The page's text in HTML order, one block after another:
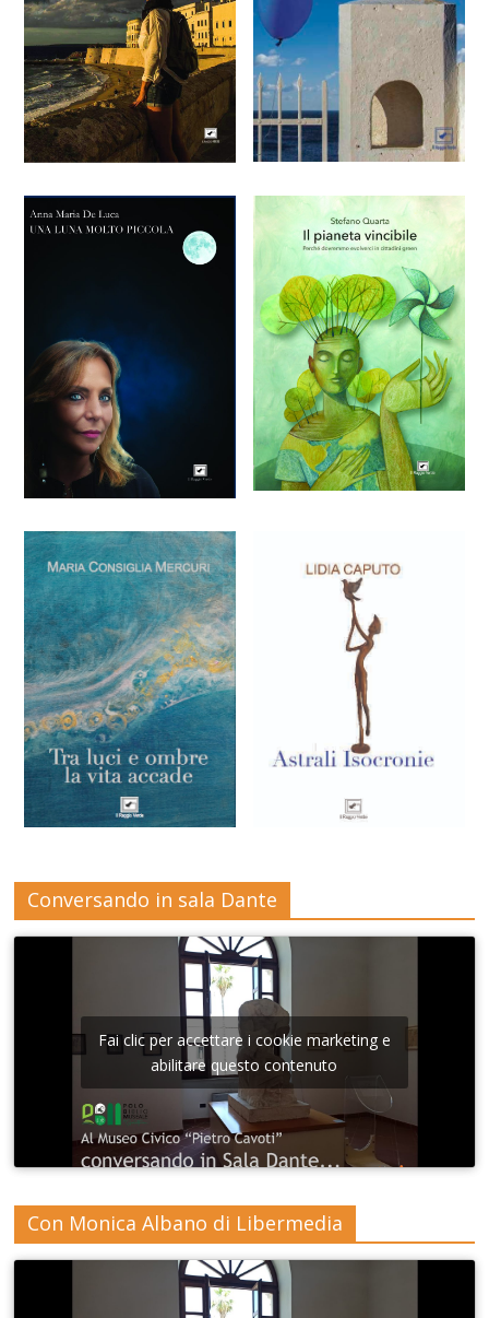
Conversando in sala Dante
Fai clic per accettare i cookie marketing e
abilitare questo contenuto
Con Monica Albano di Libermedia